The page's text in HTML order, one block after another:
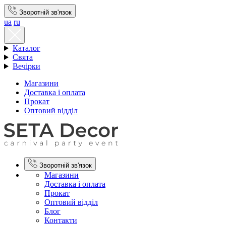
Зворотній зв'язок
ua ru
Каталог
Свята
Вечірки
Магазини
Доставка і оплата
Прокат
Оптовий відділ
Зворотній зв'язок
Магазини
Доставка і оплата
Прокат
Оптовий відділ
Блог
Контакти